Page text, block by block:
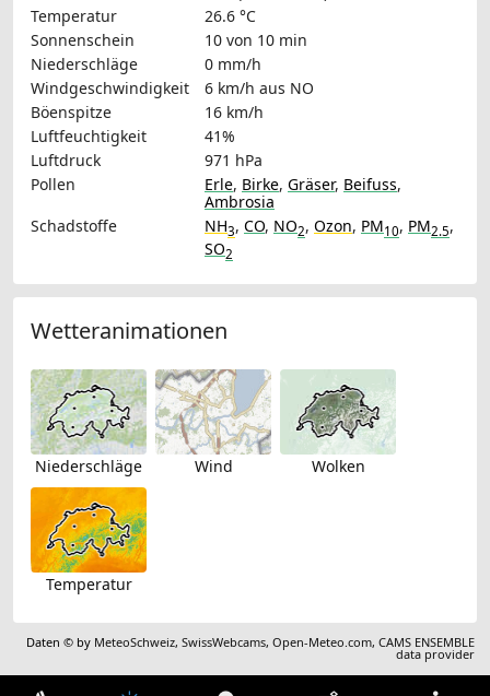
Temperatur
26.6 °C
Sonnenschein
10 von 10 min
Niederschläge
0 mm/h
Windgeschwindigkeit
6 km/h aus NO
Böenspitze
16 km/h
Luftfeuchtigkeit
41%
Luftdruck
971 hPa
Pollen
Erle, Birke, Gräser, Beifuss,
Ambrosia
Schadstoffe
NH3, CO, NO2, Ozon, PM10, PM2.5,
SO2
Wetteranimationen
Niederschläge Wind Wolken
Temperatur
Daten © by MeteoSchweiz,SwissWebcams,Open-Meteo.com,CAMS ENSEMBLE
data provider